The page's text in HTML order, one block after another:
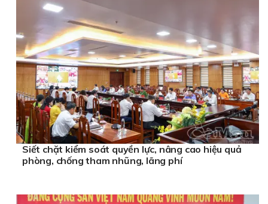
Siết chặt kiểm soát quyền lực, nâng cao hiệu quả
phòng, chống tham nhũng, lãng phí